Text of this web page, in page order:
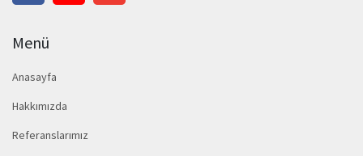
Menü
Anasayfa
Hakkımızda
Referanslarımız